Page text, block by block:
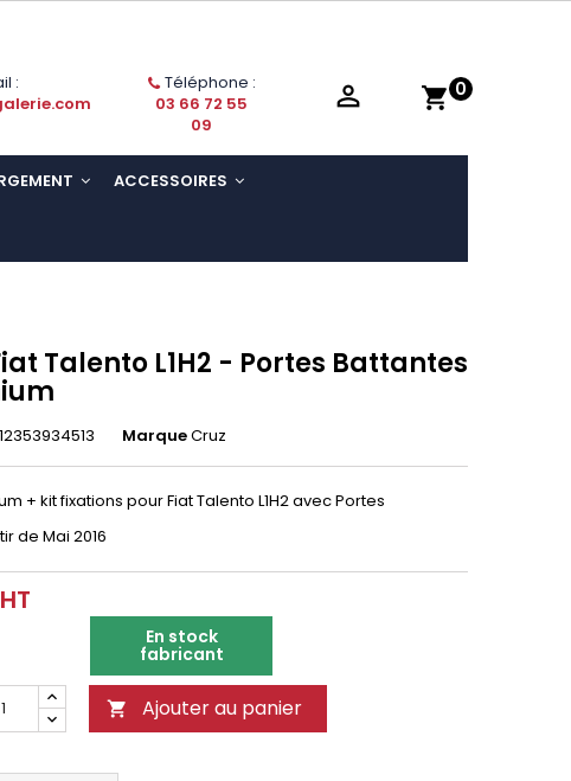
shopping_cart 0
:
Téléphone :
03 66 72 55
09

ACCESSOIRES
Talento L1H2 - Portes Battantes
MarqueCruz
+ kit fixations pourFiat Talento L1H2avec Portes
de Mai 2016
HT
En stock
fabricant
 Ajouter au panier